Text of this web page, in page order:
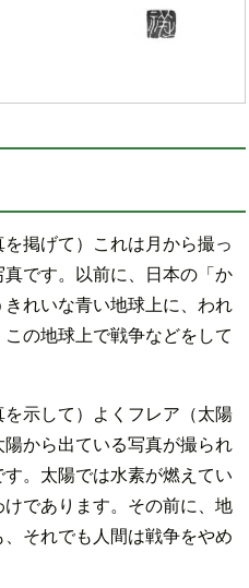
掲げて）これは月から撮っ
です。以前に、日本の「か
れいな青い地球上に、われ
の地球上で戦争などをして
示して）よくフレア（太陽
から出ている写真が撮られ
。太陽では水素が燃えてい
であります。その前に、地
それでも人間は戦争をやめ